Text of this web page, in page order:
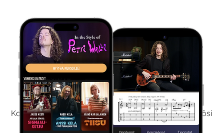
Kokeile Ilmaiseksi
Kokeilemalla ilmaiseksi saat koko sisältömme käyttöösi
viikon ajaksi.